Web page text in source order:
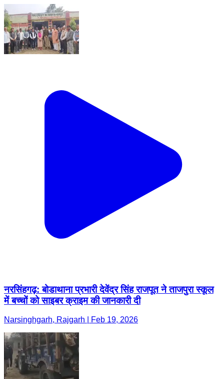
नरसिंहगढ़: बोडाथाना प्रभारी देवेंद्र सिंह राजपूत ने ताजपुरा स्कूल
में बच्चों को साइबर क्राइम की जानकारी दी
Narsinghgarh, Rajgarh | Feb 19, 2026